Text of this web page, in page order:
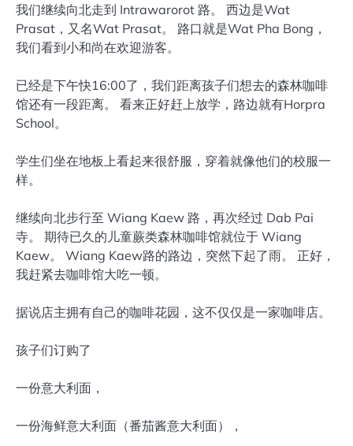
我们继续向北走到 Intrawarorot 路。 西边是Wat
Prasat，又名Wat Prasat。 路口就是Wat Pha Bong，
我们看到小和尚在欢迎游客。
已经是下午快16:00了，我们距离孩子们想去的森林咖啡
馆还有一段距离。 看来正好赶上放学，路边就有Horpra
School。
学生们坐在地板上看起来很舒服，穿着就像他们的校服一
样。
继续向北步行至 Wiang Kaew 路，再次经过 Dab Pai
寺。 期待已久的儿童蕨类森林咖啡馆就位于 Wiang
Kaew。 Wiang Kaew路的路边，突然下起了雨。 正好，
我赶紧去咖啡馆大吃一顿。
据说店主拥有自己的咖啡花园，这不仅仅是一家咖啡店。
孩子们订购了
一份意大利面，
一份海鲜意大利面（番茄酱意大利面），